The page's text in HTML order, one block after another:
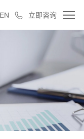
立即咨询
EN